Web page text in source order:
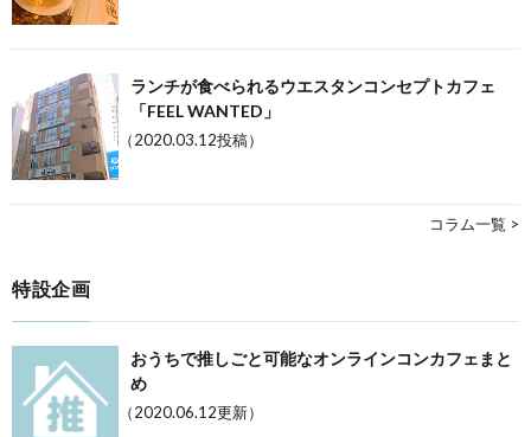
ランチが食べられるウエスタンコンセプトカフェ
「FEEL WANTED」
（2020.03.12投稿）
コラム一覧 >
特設企画
おうちで推しごと可能なオンラインコンカフェまと
め
（2020.06.12更新）